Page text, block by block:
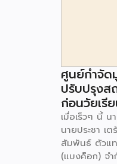
ศูนย์กำจัด
ปรับปรุงส
ก่อนวัยเรี
เมื่อเร็วๆ นี้
นายประชา เ
สัมพันธ์ ตัวแ
(แบงค็อก) จํา